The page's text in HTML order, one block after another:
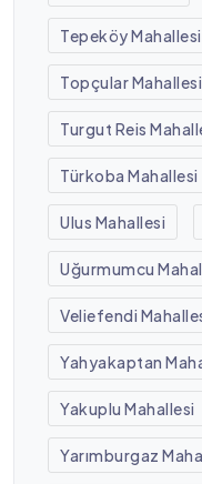
Tepeköy Mahallesi
Topçular Mahallesi
Turgut Reis
Türkoba Mahallesi
Ulus Mahallesi
Uğurmumcu
Veliefendi
Yahyakaptan
Yakuplu Mahallesi
Yarımburgaz